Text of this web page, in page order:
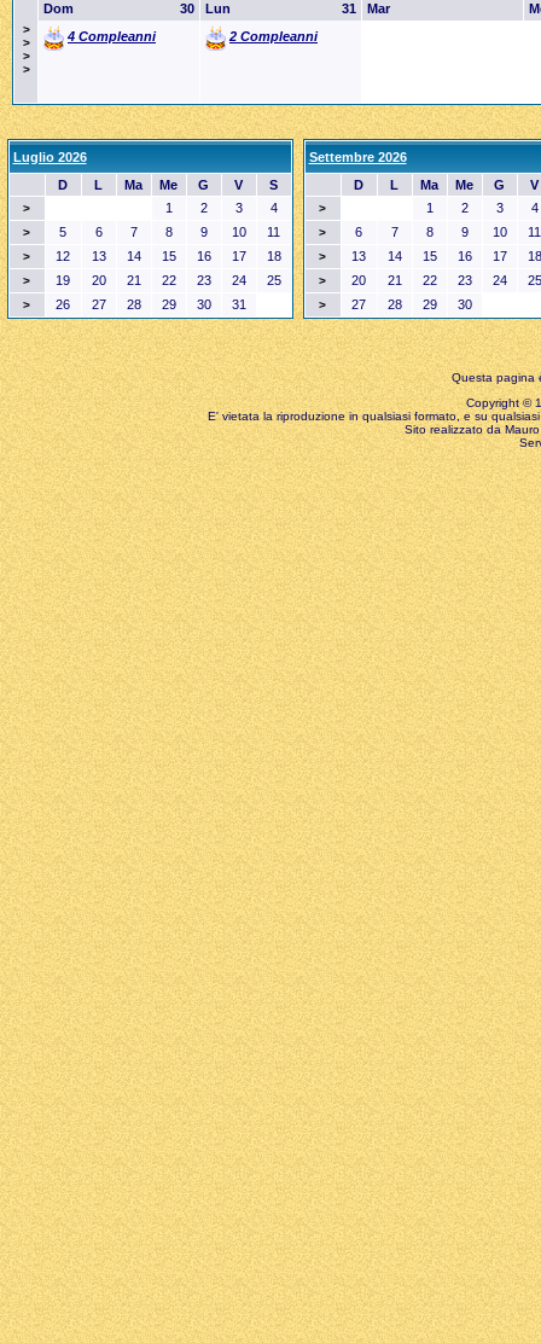
>
>
>
>
30
Dom
4 Compleanni
31
Lun
2 Compleanni
Mar
Luglio 2026
D
L Ma Me G V S
> 1 2 3 4
> 5 6 7 8 9 10 11
> 12 13 14 15 16 17 18
> 19 20 21 22 23 24 25
> 26 27 28 29 30 31
Settembre 2026
D
L Ma Me G V
> 1 2 3 4
> 6 7 8 9 10 11
> 13 14 15 16 17 18
> 20 21 22 23 24 25
> 27 28 29 30
Questa pagina
Copyright ©
E' vietata la riproduzione in qualsiasi formato, e su
Sito realizzato da